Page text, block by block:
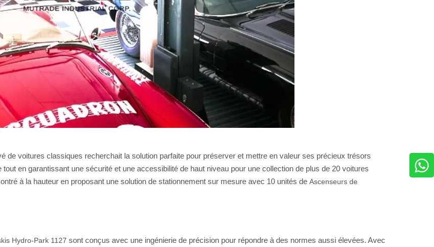
de voitures classiques recherchait la solution parfaite pour préserver et mettre en valeur ses précieux trésors
en garantissant une sécurité et une accessibilité de haut niveau pour une collection de plus de 20 voitures
à la hauteur en proposant une solution de stationnement sur mesure avec 10 unités de Ascenseurs de
Hydro-Park 1127 sont conçus avec une ingénierie de précision pour répondre à des normes aussi élevées. Avec